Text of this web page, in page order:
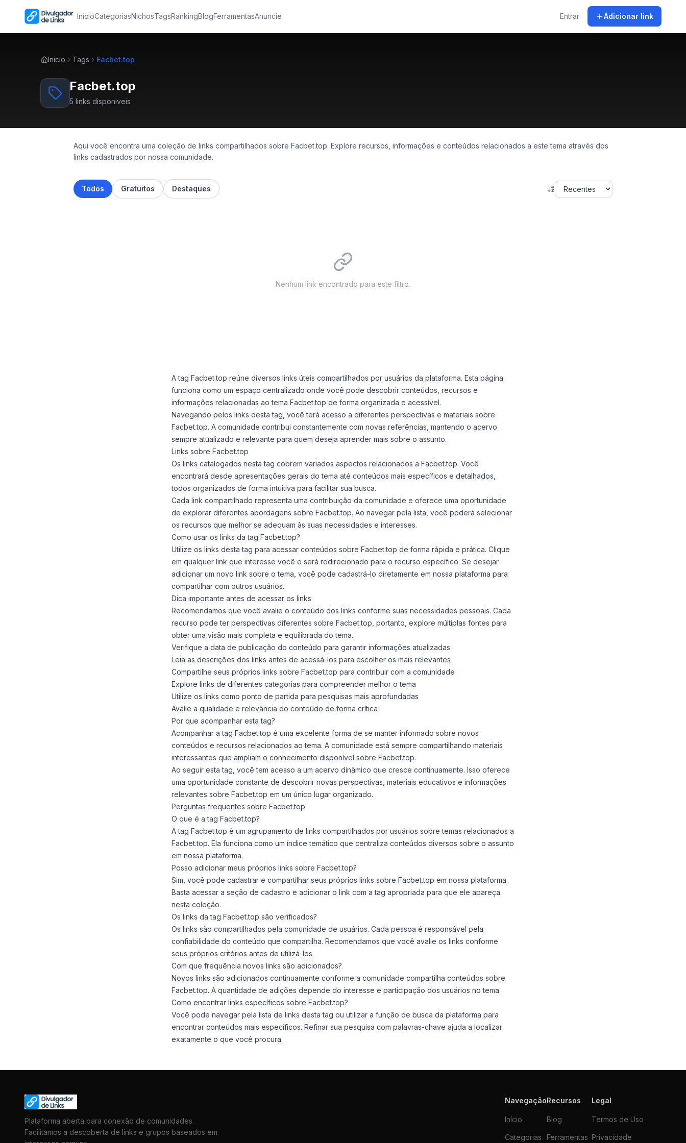
InícioCategoriasNichosTagsRankingBlogFerramentasAnuncie Entrar Adicionar link
Inicio Tags Facbet.top
Facbet.top
5 links disponiveis
Aqui você encontra uma coleção de links compartilhados sobre Facbet.top. Explore recursos, informações e conteúdos relacionados a este tema através dos
links cadastrados por nossa comunidade.
Todos Gratuitos Destaques
Nenhum link encontrado para este filtro.
A tag Facbet.top reúne diversos links úteis compartilhados por usuários da plataforma. Esta página
funciona como um espaço centralizado onde você pode descobrir conteúdos, recursos e
informações relacionadas ao tema Facbet.top de forma organizada e acessível.
Navegando pelos links desta tag, você terá acesso a diferentes perspectivas e materiais sobre
Facbet.top. A comunidade contribui constantemente com novas referências, mantendo o acervo
sempre atualizado e relevante para quem deseja aprender mais sobre o assunto.
Links sobre Facbet.top
Os links catalogados nesta tag cobrem variados aspectos relacionados a Facbet.top. Você
encontrará desde apresentações gerais do tema até conteúdos mais específicos e detalhados,
todos organizados de forma intuitiva para facilitar sua busca.
Cada link compartilhado representa uma contribuição da comunidade e oferece uma oportunidade
de explorar diferentes abordagens sobre Facbet.top. Ao navegar pela lista, você poderá selecionar
os recursos que melhor se adequam às suas necessidades e interesses.
Como usar os links da tag Facbet.top?
Utilize os links desta tag para acessar conteúdos sobre Facbet.top de forma rápida e prática. Clique
em qualquer link que interesse você e será redirecionado para o recurso específico. Se desejar
adicionar um novo link sobre o tema, você pode cadastrá-lo diretamente em nossa plataforma para
compartilhar com outros usuários.
Dica importante antes de acessar os links
Recomendamos que você avalie o conteúdo dos links conforme suas necessidades pessoais. Cada
recurso pode ter perspectivas diferentes sobre Facbet.top, portanto, explore múltiplas fontes para
obter uma visão mais completa e equilibrada do tema.
Verifique a data de publicação do conteúdo para garantir informações atualizadas
Leia as descrições dos links antes de acessá-los para escolher os mais relevantes
Compartilhe seus próprios links sobre Facbet.top para contribuir com a comunidade
Explore links de diferentes categorias para compreender melhor o tema
Utilize os links como ponto de partida para pesquisas mais aprofundadas
Avalie a qualidade e relevância do conteúdo de forma crítica
Por que acompanhar esta tag?
Acompanhar a tag Facbet.top é uma excelente forma de se manter informado sobre novos
conteúdos e recursos relacionados ao tema. A comunidade está sempre compartilhando materiais
interessantes que ampliam o conhecimento disponível sobre Facbet.top.
Ao seguir esta tag, você tem acesso a um acervo dinâmico que cresce continuamente. Isso oferece
uma oportunidade constante de descobrir novas perspectivas, materiais educativos e informações
relevantes sobre Facbet.top em um único lugar organizado.
Perguntas frequentes sobre Facbet.top
O que é a tag Facbet.top?
A tag Facbet.top é um agrupamento de links compartilhados por usuários sobre temas relacionados a
Facbet.top. Ela funciona como um índice temático que centraliza conteúdos diversos sobre o assunto
em nossa plataforma.
Posso adicionar meus próprios links sobre Facbet.top?
Sim, você pode cadastrar e compartilhar seus próprios links sobre Facbet.top em nossa plataforma.
Basta acessar a seção de cadastro e adicionar o link com a tag apropriada para que ele apareça
nesta coleção.
Os links da tag Facbet.top são verificados?
Os links são compartilhados pela comunidade de usuários. Cada pessoa é responsável pela
confiabilidade do conteúdo que compartilha. Recomendamos que você avalie os links conforme
seus próprios critérios antes de utilizá-los.
Com que frequência novos links são adicionados?
Novos links são adicionados continuamente conforme a comunidade compartilha conteúdos sobre
Facbet.top. A quantidade de adições depende do interesse e participação dos usuários no tema.
Como encontrar links específicos sobre Facbet.top?
Você pode navegar pela lista de links desta tag ou utilizar a função de busca da plataforma para
encontrar conteúdos mais específicos. Refinar sua pesquisa com palavras-chave ajuda a localizar
exatamente o que você procura.
Plataforma aberta para conexão de comunidades.
Facilitamos a descoberta de links e grupos baseados em
Navegação
Início
Categorias
Recursos
Blog
Ferramentas
Legal
Termos de Uso
Privacidade